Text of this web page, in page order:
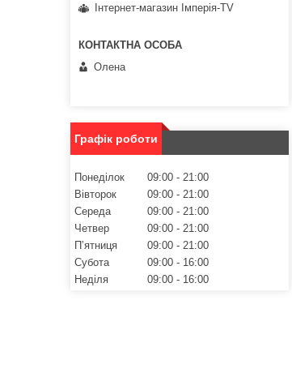
Інтернет-магазин Імперія-TV
Олена
Графік роботи
Понеділок 09:00
21:00
Вівторок
09:00
21:00
Середа
09:00
21:00
Четвер
09:00
21:00
Пʼятниця
09:00
21:00
Субота
09:00
16:00
Неділя
09:00 16:00